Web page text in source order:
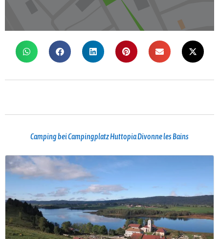
Camping bei Campingplatz Huttopia Divonne les Bains